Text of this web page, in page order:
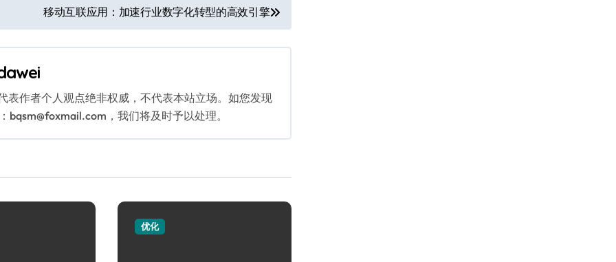
移动互联应用：加速行业数字化转型的高效引擎
作者个人观点绝非权威，不代表本站立场。如您发现
，我们将及时予以处理。
优化